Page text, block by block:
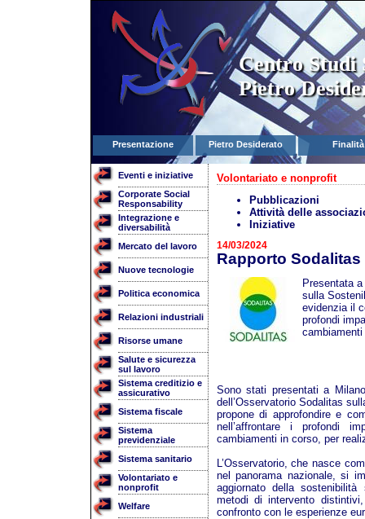
Centro Studi
Pietro
Presentazione Pietro Desiderato Finalità
Eventi e iniziative
Corporate Social
Responsability
Integrazione e
diversabilità
Mercato del lavoro
Nuove tecnologie
Politica economica
Relazioni industriali
Risorse umane
Salute e sicurezza
sul lavoro
Sistema creditizio e
assicurativo
Sistema fiscale
Sistema
previdenziale
Sistema sanitario
Volontariato e
nonprofit
Welfare
Volontariato e nonprofit
Pubblicazioni
Attività delle
Iniziative
14/03/2024
Rapporto Sodalitas
Presentata
sulla
evidenzia il
profondi
Sono stati presentati a
dell’Osservatorio Sodalitas
propone di approfondire e
nell’affrontare i profondi
cambiamenti in corso, per
L’Osservatorio, che nasce
nel panorama nazionale, si
aggiornato della
metodi di intervento
confronto con le esperienze